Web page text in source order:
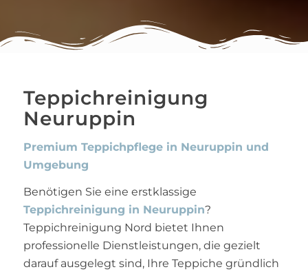
Teppichreinigung
Neuruppin
Premium Teppichpflege in Neuruppin und
Umgebung
Benötigen Sie eine erstklassige
Teppichreinigung in Neuruppin?
Teppichreinigung Nord bietet Ihnen
professionelle Dienstleistungen, die gezielt
darauf ausgelegt sind, Ihre Teppiche gründlich